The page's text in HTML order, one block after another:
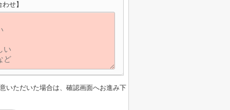
せ】
いただいた場合は、確認画面へお進み下